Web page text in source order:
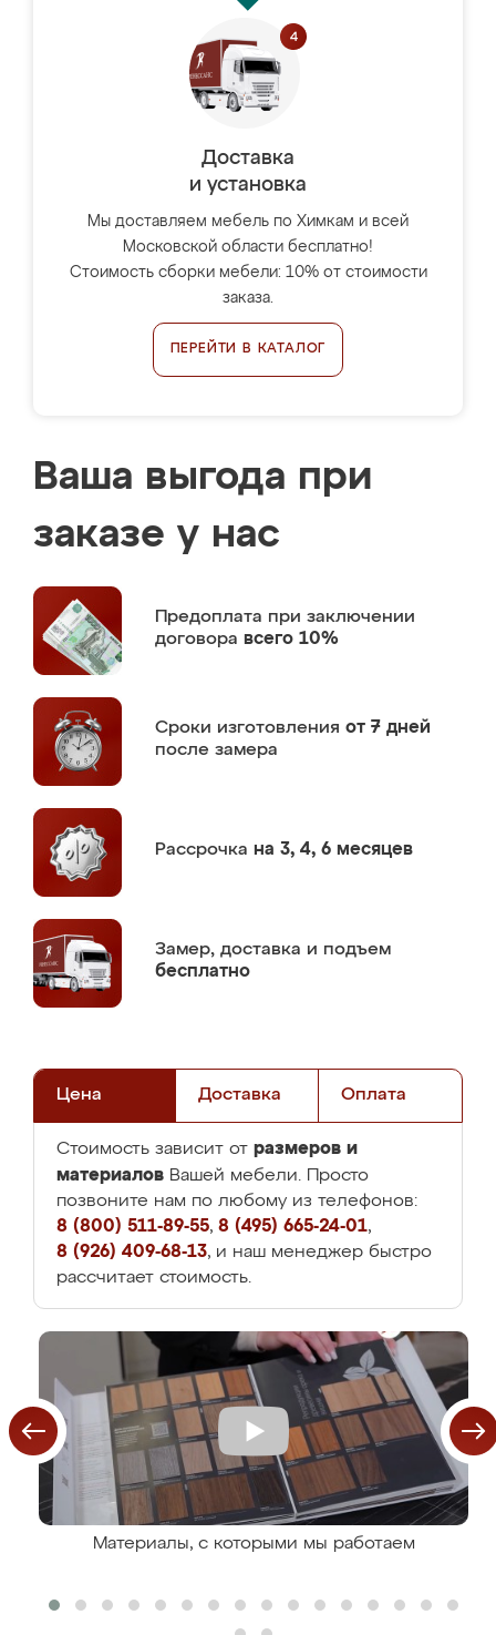
Доставка
и установка
Мы доставляем мебель по Химкам и всей
Московской области бесплатно!
Стоимость сборки мебели: 10% от стоимости
заказа.
ПЕРЕЙТИ В КАТАЛОГ
Ваша выгода при
заказе у нас
Предоплата при заключении
договора всего 10%
Сроки изготовления от 7 дней
после замера
Рассрочка на 3, 4, 6 месяцев
Замер, доставка и подъем
бесплатно
Цена Доставка Оплата
Стоимость зависит от размеров и
материалов Вашей мебели. Просто
позвоните нам по любому из телефонов:
8 (800) 511-89-55, 8 (495) 665-24-01,
8 (926) 409-68-13, и наш менеджер быстро
рассчитает стоимость.
Материалы, с которыми мы работаем